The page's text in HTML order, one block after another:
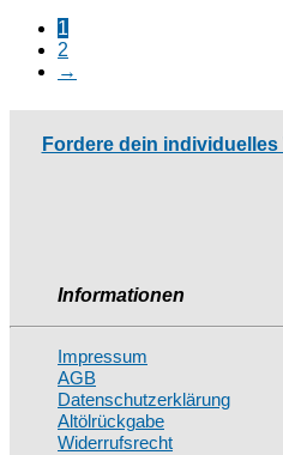
1
2
→
Fordere dein
Informationen
Impressum
AGB
Datenschutzerklärung
Altölrückgabe
Widerrufsrecht